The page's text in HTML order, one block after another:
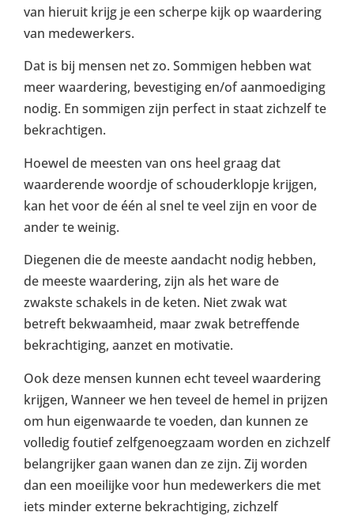
van hieruit krijg je een scherpe kijk op waardering
van medewerkers.
Dat is bij mensen net zo. Sommigen hebben wat
meer waardering, bevestiging en/of aanmoediging
nodig. En sommigen zijn perfect in staat zichzelf te
bekrachtigen.
Hoewel de meesten van ons heel graag dat
waarderende woordje of schouderklopje krijgen,
kan het voor de één al snel te veel zijn en voor de
ander te weinig.
Diegenen die de meeste aandacht nodig hebben,
de meeste waardering, zijn als het ware de
zwakste schakels in de keten. Niet zwak wat
betreft bekwaamheid, maar zwak betreffende
bekrachtiging, aanzet en motivatie.
Ook deze mensen kunnen echt teveel waardering
krijgen, Wanneer we hen teveel de hemel in prijzen
om hun eigenwaarde te voeden, dan kunnen ze
volledig foutief zelfgenoegzaam worden en zichzelf
belangrijker gaan wanen dan ze zijn. Zij worden
dan een moeilijke voor hun medewerkers die met
iets minder externe bekrachtiging, zichzelf